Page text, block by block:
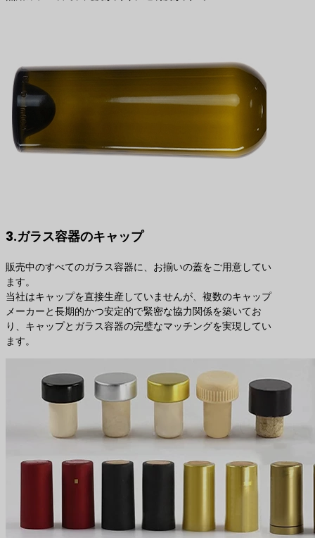
3.ガラス容器のキャップ
販売中のすべてのガラス容器に、お揃いの蓋をご用意してい
ます。
当社はキャップを直接生産していませんが、複数のキャップ
メーカーと長期的かつ安定的で緊密な協力関係を築いてお
り、キャップとガラス容器の完璧なマッチングを実現してい
ます。